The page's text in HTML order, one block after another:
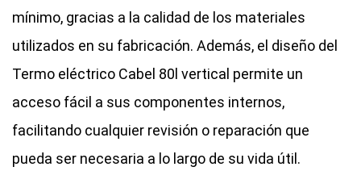
mínimo, gracias a la calidad de los materiales
utilizados en su fabricación. Además, el diseño del
Termo eléctrico Cabel 80l vertical permite un
acceso fácil a sus componentes internos,
facilitando cualquier revisión o reparación que
pueda ser necesaria a lo largo de su vida útil.